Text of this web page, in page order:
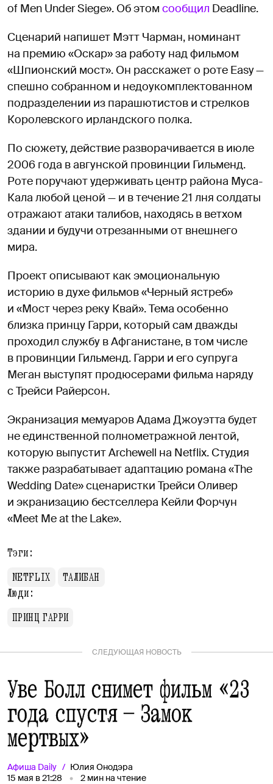
of Men Under Siege». Об этом сообщил Deadline.
Сценарий напишет Мэтт Чарман, номинант
на премию «Оскар» за работу над фильмом
«Шпионский мост». Он расскажет о роте Easy —
спешно собранном и недоукомплектованном
подразделении из парашютистов и стрелков
Королевского ирландского полка.
По сюжету, действие разворачивается в июле
2006 года в авгунской провинции Гильменд.
Роте поручают удерживать центр района Муса-
Кала любой ценой — и в течение 21 лня солдаты
отражают атаки талибов, находясь в ветхом
здании и будучи отрезанными от внешнего
мира.
Проект описывают как эмоциональную
историю в духе фильмов «Черный ястреб»
и «Мост через реку Квай». Тема особенно
близка принцу Гарри, который сам дважды
проходил службу в Афганистане, в том числе
в провинции Гильменд. Гарри и его супруга
Меган выступят продюсерами фильма наряду
с Трейси Райерсон.
Экранизация мемуаров Адама Джоуэтта будет
не единственной полнометражной лентой,
которую выпустит Archewell на Netflix. Студия
также разрабатывает адаптацию романа «The
Wedding Date» сценаристки Трейси Оливер
и экранизацию бестселлера Кейли Форчун
«Meet Me at the Lake».
Тэги:
NETFLIX
ТАЛИБАН
Люди:
ПРИНЦ ГАРРИ
СЛЕДУЮЩАЯ НОВОСТЬ
Уве Болл снимет фильм «23
года спустя — Замок
мертвых»
Афиша Daily
Юлия Онодэра
15 мая в 21:28
2 мин на чтение